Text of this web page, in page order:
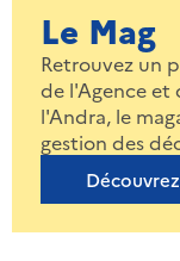
Le Mag
Retrouvez un
de l'Agence et
l'Andra, le
gestion des